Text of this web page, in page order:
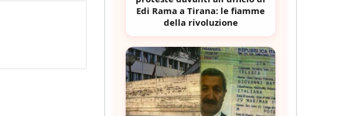
Edi Rama a Tirana: le fiamme
della rivoluzione